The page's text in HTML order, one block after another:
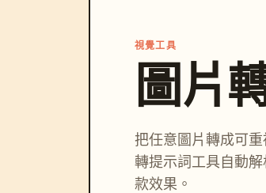
視覺工具
圖片
把任意圖片轉成可
轉提示詞工具自動
款效果。